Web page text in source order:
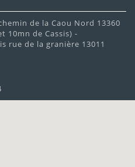
de la Caou Nord 13360
10mn de Cassis) -
rue de la granière 13011